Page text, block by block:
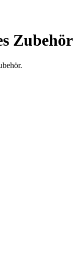
Zubehör